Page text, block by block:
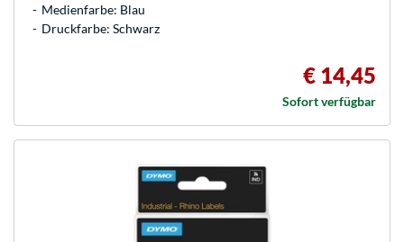
Medienfarbe: Blau
Druckfarbe: Schwarz
€ 14,45
Sofort verfügbar